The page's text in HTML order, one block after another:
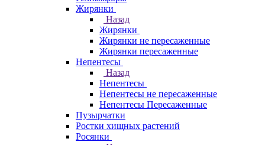
Жирянки
Назад
Жирянки
Жирянки не пересаженные
Жирянки пересаженные
Непентесы
Назад
Непентесы
Непентесы не пересаженные
Непентесы Пересаженные
Пузырчатки
Ростки хищных растений
Росянки